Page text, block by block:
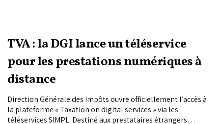
TVA : la DGI lance un téléservice
pour les prestations numériques à
distance
Direction Générale des Impôts ouvre officiellement l’accès à
la plateforme « Taxation on digital services » via les
téléservices SIMPL. Destiné aux prestataires étrangers